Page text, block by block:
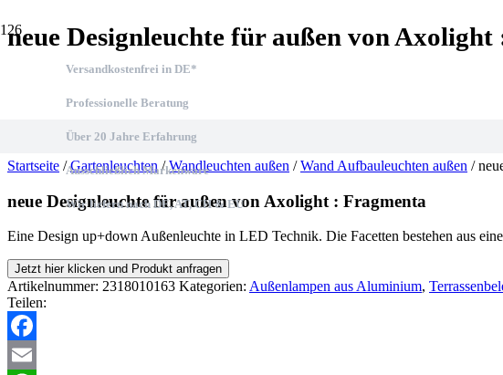
Versandkostenfrei in DE*
Professionelle Beratung
Über 20 Jahre Erfahrung
Ausschließlich Markenware
Wir liefern nach DE, AT, CH & EU
neue Designleuchte für außen von
Startseite /Gartenleuchten/Wandleuchten außen /Wand Aufbauleuchten außen /
neue Designleuchte für außen von Axolight : Fragmenta
Eine Design up+down Außenleuchte in LED Technik. Die Facetten bestehen aus
Jetzt hier klicken und Produkt anfragen
Artikelnummer: 2318010163 Kategorien: Außenlampen aus Aluminium,
Teilen:
Facebook